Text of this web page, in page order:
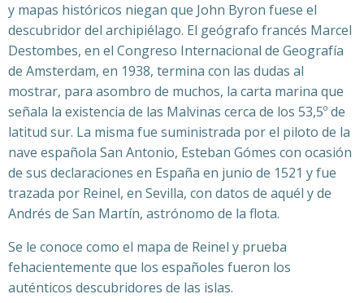
y mapas históricos niegan que John Byron fuese el
descubridor del archipiélago. El geógrafo francés Marcel
Destombes, en el Congreso Internacional de Geografía
de Amsterdam, en 1938, termina con las dudas al
mostrar, para asombro de muchos, la carta marina que
señala la existencia de las Malvinas cerca de los 53,5º de
latitud sur. La misma fue suministrada por el piloto de la
nave española San Antonio, Esteban Gómes con ocasión
de sus declaraciones en España en junio de 1521 y fue
trazada por Reinel, en Sevilla, con datos de aquél y de
Andrés de San Martín, astrónomo de la flota.
Se le conoce como el mapa de Reinel y prueba
fehacientemente que los españoles fueron los
auténticos descubridores de las islas.